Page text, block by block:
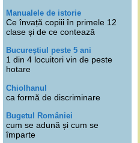
Manualele de istorie
Ce învață copiii în primele 12
clase și de ce contează
Bucureștiul peste 5 ani
1 din 4 locuitori vin de peste
hotare
Chiolhanul
ca formă de discriminare
Bugetul României
cum se adună și cum se
împarte